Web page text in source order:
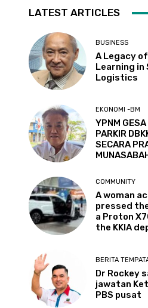
LATEST ARTICLES
BUSINESS
A Legacy
Learning in
Logistics
EKONOMI -BM
YPNM
PARKIR
SECARA
COMMUNITY
A woman
pressed
a Proton
the KKIA
BERITA
Dr Rockey
jawatan
PBS pusat